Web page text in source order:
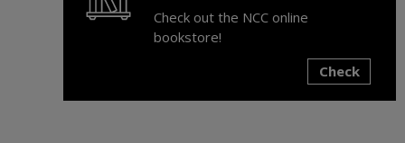
Check out the NCC online
bookstore!
Check